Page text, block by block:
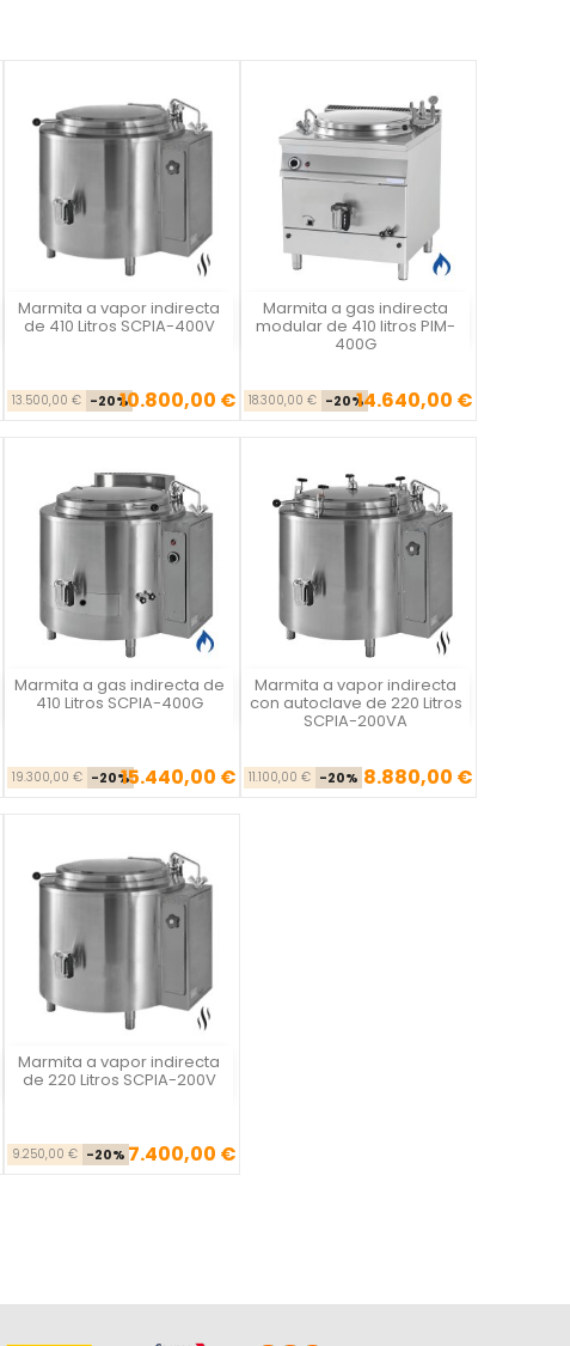
Marmita a vapor indirecta
de 410 Litros SCPIA-400V
Precio base
13.500,00 € -20% Precio
10.800,00 €

Vista rápida Marmita a gas indirecta
modular de 410 litros PIM-
400G
Precio base
18.300,00 € -20% Precio
14.640,00 €

Vista rápida
Marmita a gas indirecta de
410 Litros SCPIA-400G
Precio base
19.300,00 € -20% Precio
15.440,00 €

Vista rápida Marmita a vapor indirecta
con autoclave de 220 Litros
SCPIA-200VA
Precio base
11.100,00 € -20% Precio
8.880,00 €

Vista rápida
Marmita a vapor indirecta
de 220 Litros SCPIA-200V
Precio base
9.250,00 € -20% Precio
7.400,00 €

Vista rápida